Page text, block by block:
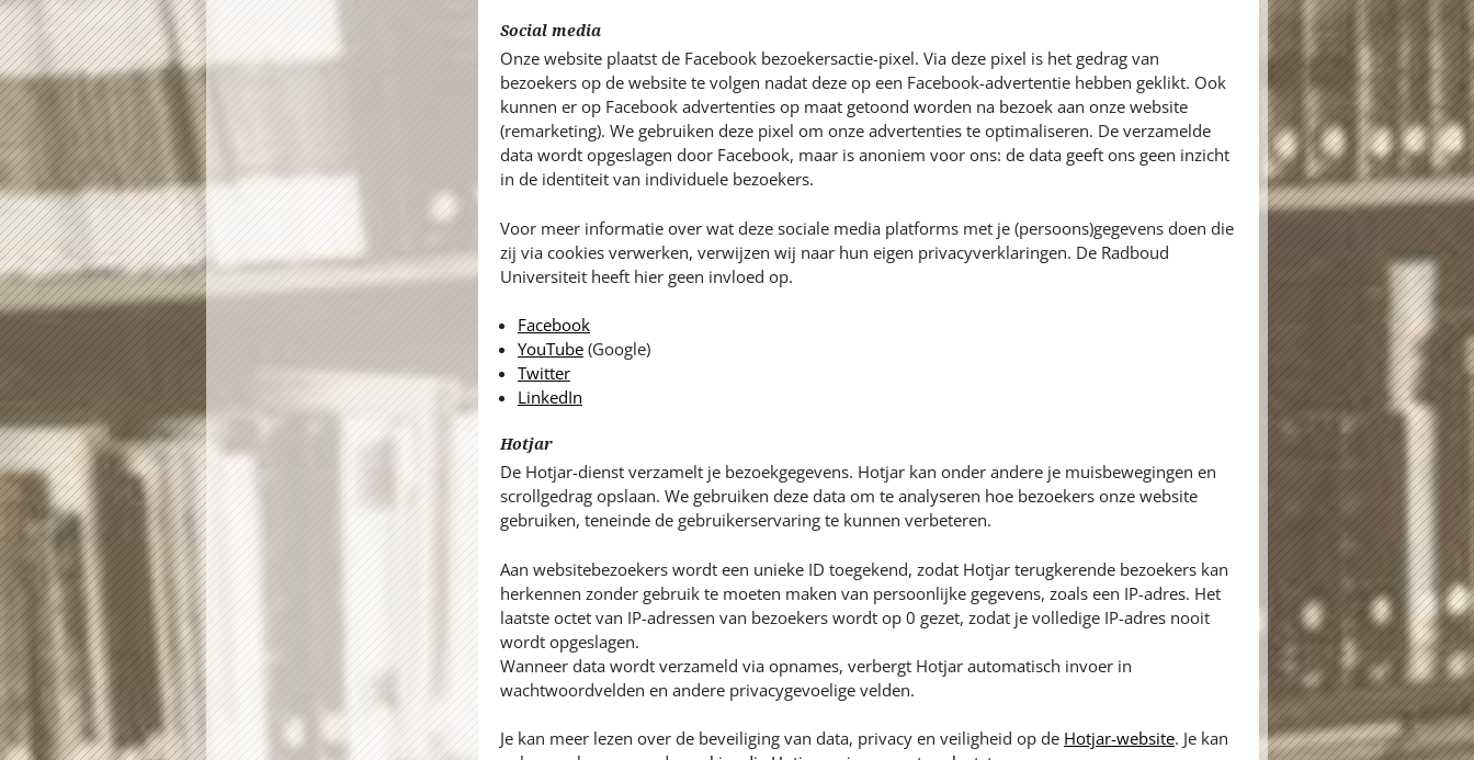
Social media
Onze website plaatst de Facebook bezoekersactie-pixel. Via deze pixel is het gedrag van
bezoekers op de website te volgen nadat deze op een Facebook-advertentie hebben geklikt. Ook
kunnen er op Facebook advertenties op maat getoond worden na bezoek aan onze website
(remarketing). We gebruiken deze pixel om onze advertenties te optimaliseren. De verzamelde
data wordt opgeslagen door Facebook, maar is anoniem voor ons: de data geeft ons geen inzicht
in de identiteit van individuele bezoekers.
Voor meer informatie over wat deze sociale media platforms met je (persoons)gegevens doen die
zij via cookies verwerken, verwijzen wij naar hun eigen privacyverklaringen. De Radboud
Universiteit heeft hier geen invloed op.
Facebook
YouTube(Google)
Twitter
LinkedIn
Hotjar
De Hotjar-dienst verzamelt je bezoekgegevens. Hotjar kan onder andere je muisbewegingen en
scrollgedrag opslaan. We gebruiken deze data om te analyseren hoe bezoekers onze website
gebruiken, teneinde de gebruikerservaring te kunnen verbeteren.
Aan websitebezoekers wordt een unieke ID toegekend, zodat Hotjar terugkerende bezoekers kan
herkennen zonder gebruik te moeten maken van persoonlijke gegevens, zoals een IP-adres. Het
laatste octet van IP-adressen van bezoekers wordt op 0 gezet, zodat je volledige IP-adres nooit
wordt opgeslagen.
Wanneer data wordt verzameld via opnames, verbergt Hotjar automatisch invoer in
wachtwoordvelden en andere privacygevoelige velden.
Je kan meer lezen over de beveiliging van data, privacy en veiligheid op de Hotjar-website. Je kan